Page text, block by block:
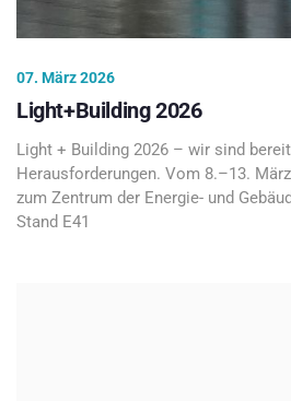
07. März 2026
Light+Building 2026
Light + Building 2026 – wir sind
Herausforderungen. Vom 8.–13.
zum Zentrum der Energie- und
Stand E41